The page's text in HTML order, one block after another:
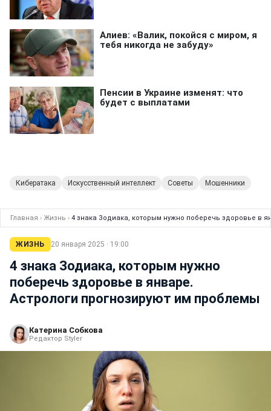
Кибератака Искусственный интеллект Советы Мошенники
Главная › Жизнь › 4 знака Зодиака, которым нужно поберечь здоровье в
ЖИЗНЬ 20 января 2025 · 19:00
4 знака Зодиака, которым нужно
поберечь здоровье в январе.
Астрологи прогнозируют им проблемы
Катерина Собкова
Редактор Styler